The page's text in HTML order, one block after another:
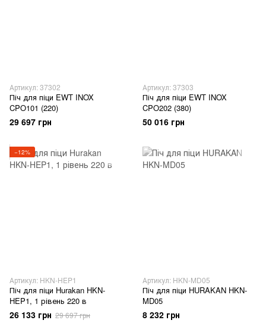
Артикул: 37302
Піч для піци EWT INOX
CPO101 (220)
29 697 грн
Артикул: 37303
Піч для піци EWT INOX
CPO202 (380)
50 016 грн
−12%
Артикул: HKN-HEP1
Піч для піци Hurakan HKN-
HEP1, 1 рівень 220 в
26 133 грн 29 697 грн
Артикул: HKN-MD05
Піч для піци HURAKAN HKN-
MD05
8 232 грн